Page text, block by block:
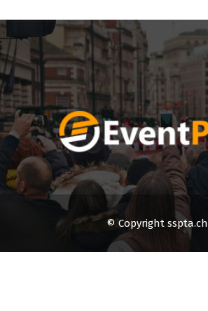
© Copyright sspta.ch